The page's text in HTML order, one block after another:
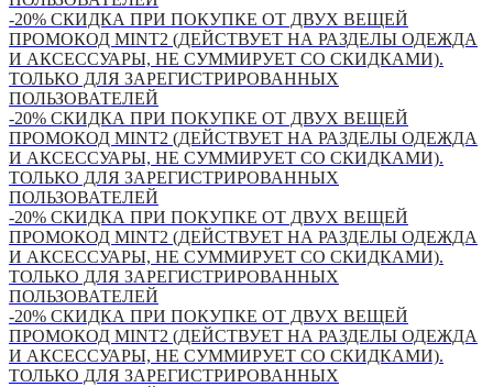
-20% СКИДКА ПРИ ПОКУПКЕ ОТ ДВУХ ВЕЩЕЙ
ПРОМОКОД MINT2 (ДЕЙСТВУЕТ НА РАЗДЕЛЫ ОДЕЖДА
И АКСЕССУАРЫ, НЕ СУММИРУЕТ СО СКИДКАМИ).
ТОЛЬКО ДЛЯ ЗАРЕГИСТРИРОВАННЫХ
ПОЛЬЗОВАТЕЛЕЙ
-20% СКИДКА ПРИ ПОКУПКЕ ОТ ДВУХ ВЕЩЕЙ
ПРОМОКОД MINT2 (ДЕЙСТВУЕТ НА РАЗДЕЛЫ ОДЕЖДА
И АКСЕССУАРЫ, НЕ СУММИРУЕТ СО СКИДКАМИ).
ТОЛЬКО ДЛЯ ЗАРЕГИСТРИРОВАННЫХ
ПОЛЬЗОВАТЕЛЕЙ
-20% СКИДКА ПРИ ПОКУПКЕ ОТ ДВУХ ВЕЩЕЙ
ПРОМОКОД MINT2 (ДЕЙСТВУЕТ НА РАЗДЕЛЫ ОДЕЖДА
И АКСЕССУАРЫ, НЕ СУММИРУЕТ СО СКИДКАМИ).
ТОЛЬКО ДЛЯ ЗАРЕГИСТРИРОВАННЫХ
ПОЛЬЗОВАТЕЛЕЙ
-20% СКИДКА ПРИ ПОКУПКЕ ОТ ДВУХ ВЕЩЕЙ
ПРОМОКОД MINT2 (ДЕЙСТВУЕТ НА РАЗДЕЛЫ ОДЕЖДА
И АКСЕССУАРЫ, НЕ СУММИРУЕТ СО СКИДКАМИ).
ТОЛЬКО ДЛЯ ЗАРЕГИСТРИРОВАННЫХ